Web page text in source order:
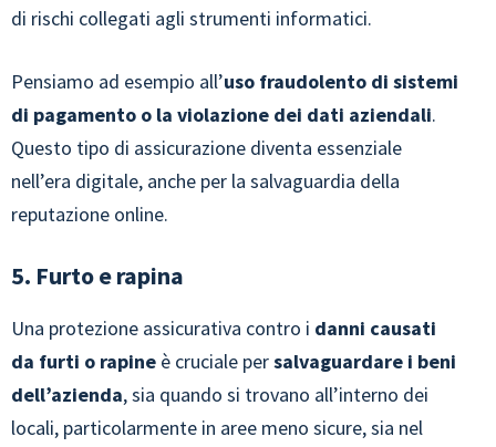
di rischi collegati agli strumenti informatici.
Pensiamo ad esempio all’uso fraudolento di sistemi
di pagamento o la violazione dei dati aziendali.
Questo tipo di assicurazione diventa essenziale
nell’era digitale, anche per la salvaguardia della
reputazione online.
5. Furto e rapina
Una protezione assicurativa contro i danni causati
da furti o rapine è cruciale persalvaguardare i beni
dell’azienda, sia quando si trovano all’interno dei
locali, particolarmente in aree meno sicure, sia nel